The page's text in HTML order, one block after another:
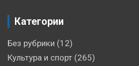
Категории
Без рубрики (12)
Культура и спорт (265)